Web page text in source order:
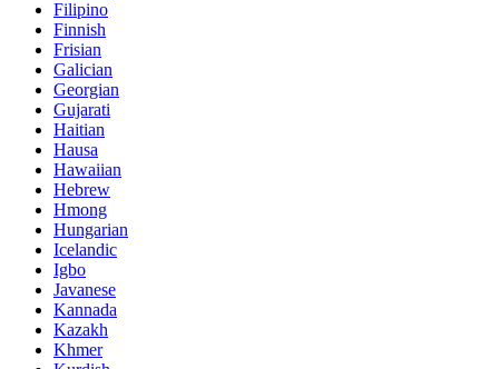
Filipino
Finnish
Frisian
Galician
Georgian
Gujarati
Haitian
Hausa
Hawaiian
Hebrew
Hmong
Hungarian
Icelandic
Igbo
Javanese
Kannada
Kazakh
Khmer